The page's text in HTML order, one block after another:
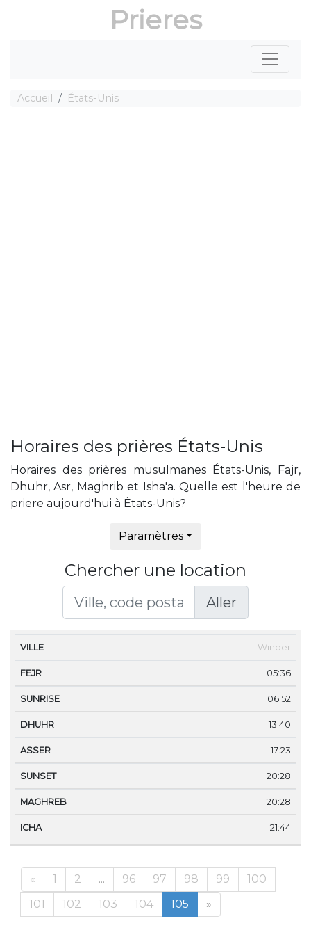
Prieres
Accueil États-Unis
Horaires des prières États-Unis
Horaires des prières musulmanes États-Unis, Fajr,
Dhuhr, Asr, Maghrib et Isha'a. Quelle est l'heure de
priere aujourd'hui à États-Unis?
Paramètres
Chercher une location
Aller
VILLE ASSERWinder
05:36
06:52
13:40
17:23
20:28
20:28
21:44
« 1 2 ... 96 97 98 99
100
101
102 103 104 105 »